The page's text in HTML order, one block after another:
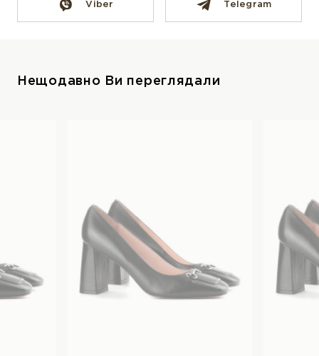
Viber Telegram
Нещодавно Ви переглядали